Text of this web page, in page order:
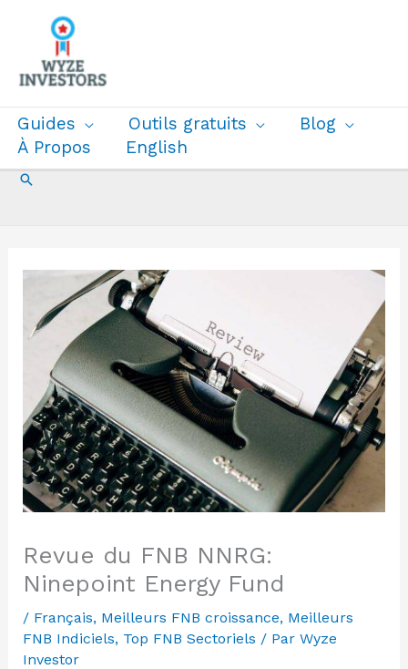
contenu
Guides Outils gratuits
Blog
À Propos
English
Recherche
Revue du FNB NNRG:
Ninepoint Energy Fund
/ Français, Meilleurs FNB croissance, Meilleurs
FNB Indiciels, Top FNB Sectoriels / Par Wyze
Investor